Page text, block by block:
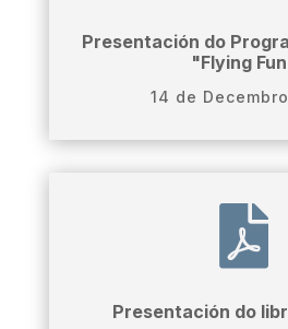
Presentación do
"Flying
14 de

Presentación do